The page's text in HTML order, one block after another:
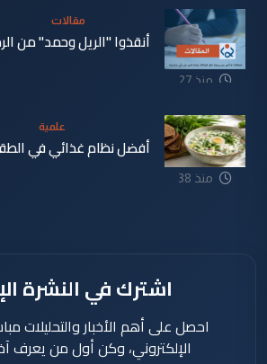
منذ 27
مقالات
أنقذوا "الريل وحمد" من
منذ 38
علمية
أفضل نظام غذائي في
اشترك في النشرة
احصل على أهم الأخبار والتحليلات
الإلكتروني، وكن أول من يعرف